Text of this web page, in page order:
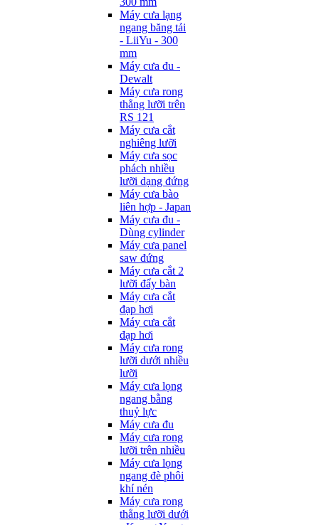
Máy cưa lạng
ngang băng tải
- LiiYu - 300
mm
Máy cưa đu -
Dewalt
Máy cưa rong
thẳng lưỡi trên
RS 121
Máy cưa cắt
nghiêng lưỡi
Máy cưa sọc
phách nhiều
lưỡi dạng đứng
Máy cưa bào
liên hợp - Japan
Máy cưa đu -
Dùng cylinder
Máy cưa panel
saw đứng
Máy cưa cắt 2
lưỡi đẩy bàn
Máy cưa cắt
đạp hơi
Máy cưa cắt
đạp hơi
Máy cưa rong
lưỡi dưới nhiều
lưỡi
Máy cưa lọng
ngang bằng
thuỷ lực
Máy cưa đu
Máy cưa rong
lưỡi trên nhiều
Máy cưa lọng
ngang đè phôi
khí nén
Máy cưa rong
thẳng lưỡi dưới